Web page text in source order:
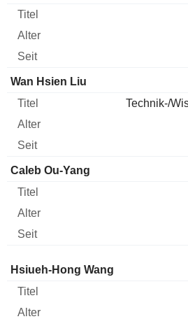
Wan Hsien Liu
Technik-/
Caleb Ou-Yang
Verwaltungsratsmitglied
Hsiueh-Hong Wang